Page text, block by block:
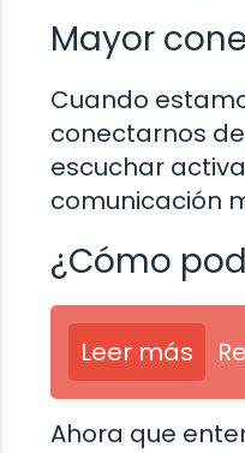
Mayor
Cuando
conectarnos
escuchar
comunicación
¿Cómo
Leer más
Ahora que